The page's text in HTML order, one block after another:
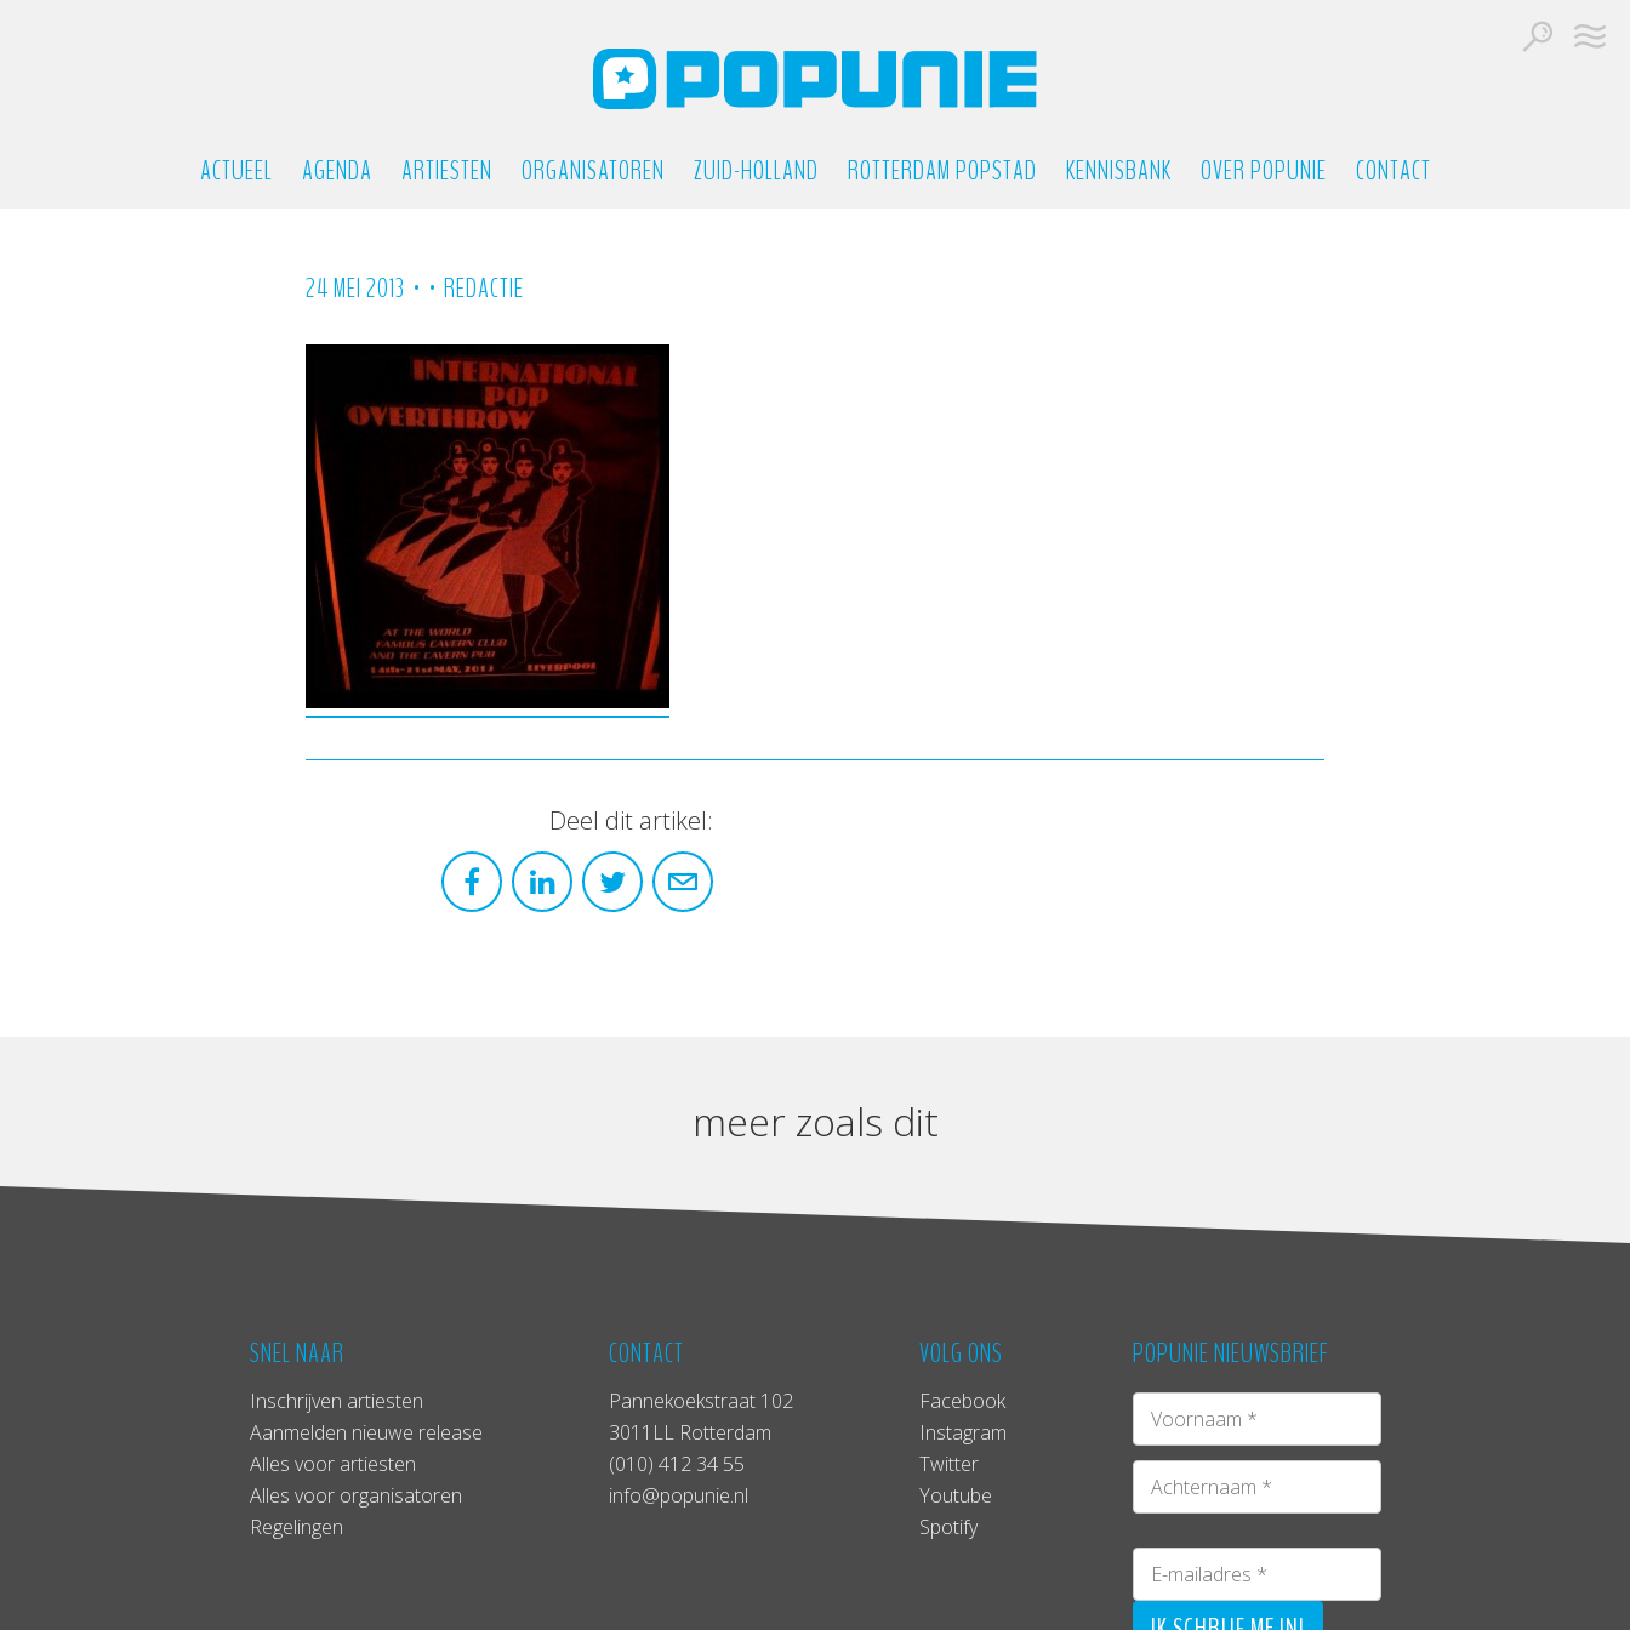
ACTUEEL AGENDA ARTIESTEN ORGANISATOREN ZUID-HOLLAND ROTTERDAM POPSTAD KENNISBANK OVER POPUNIE CONTACT
24 MEI 2013 • • REDACTIE
Deel dit artikel:
meer zoals dit
SNEL NAAR
Inschrijven artiesten
Aanmelden nieuwe release
Alles voor artiesten
Alles voor organisatoren
Regelingen
CONTACT
Pannekoekstraat 102
3011LL Rotterdam
(010) 412 34 55
info@popunie.nl
VOLG ONS
Facebook
Instagram
Twitter
Youtube
Spotify
POPUNIE NIEUWSBRIEF